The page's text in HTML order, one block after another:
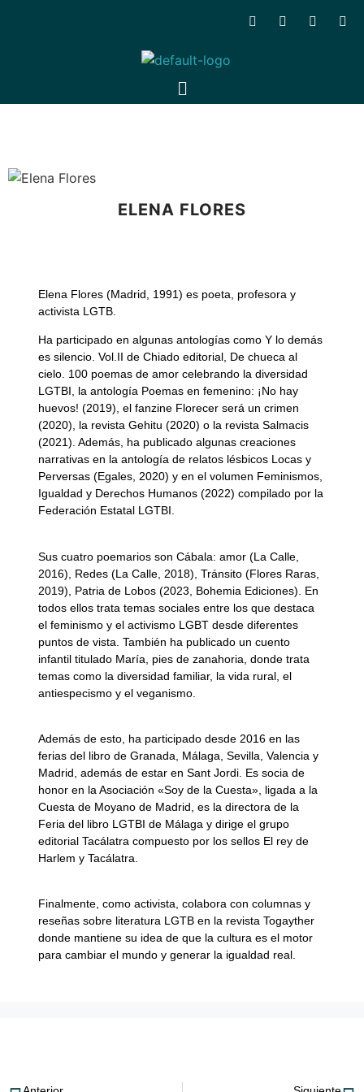
ELENA FLORES
Elena Flores (Madrid, 1991) es poeta, profesora y
activista LGTB.
Ha participado en algunas antologías como Y lo demás
es silencio. Vol.II de Chiado editorial, De chueca al
cielo. 100 poemas de amor celebrando la diversidad
LGTBI, la antología Poemas en femenino: ¡No hay
huevos! (2019), el fanzine Florecer será un crimen
(2020), la revista Gehitu (2020) o la revista Salmacis
(2021). Además, ha publicado algunas creaciones
narrativas en la antología de relatos lésbicos Locas y
Perversas (Egales, 2020) y en el volumen Feminismos,
Igualdad y Derechos Humanos (2022) compilado por la
Federación Estatal LGTBI.
Sus cuatro poemarios son Cábala: amor (La Calle,
2016), Redes (La Calle, 2018), Tránsito (Flores Raras,
2019), Patria de Lobos (2023, Bohemia Ediciones). En
todos ellos trata temas sociales entre los que destaca
el feminismo y el activismo LGBT desde diferentes
puntos de vista. También ha publicado un cuento
infantil titulado María, pies de zanahoria, donde trata
temas como la diversidad familiar, la vida rural, el
antiespecismo y el veganismo.
Además de esto, ha participado desde 2016 en las
ferias del libro de Granada, Málaga, Sevilla, Valencia y
Madrid, además de estar en Sant Jordi. Es socia de
honor en la Asociación «Soy de la Cuesta», ligada a la
Cuesta de Moyano de Madrid, es la directora de la
Feria del libro LGTBI de Málaga y dirige el grupo
editorial Tacálatra compuesto por los sellos El rey de
Harlem y Tacálatra.
Finalmente, como activista, colabora con columnas y
reseñas sobre literatura LGTB en la revista Togayther
donde mantiene su idea de que la cultura es el motor
para cambiar el mundo y generar la igualdad real.